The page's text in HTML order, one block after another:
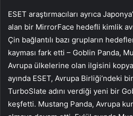
ESET araştırmacıları ayrıca
alan bir MirrorFace hedefli kimlik
Çin bağlantılı bazı grupların
kayması fark etti – Goblin Panda,
Avrupa ülkelerine olan ilgisini
ayında ESET, Avrupa Birliği’ndeki
TurboSlate adını verdiği yeni bir
keşfetti. Mustang Panda, Avrupa